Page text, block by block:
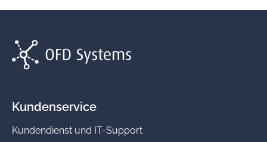
Kundenservice
Kundendienst und IT-Support